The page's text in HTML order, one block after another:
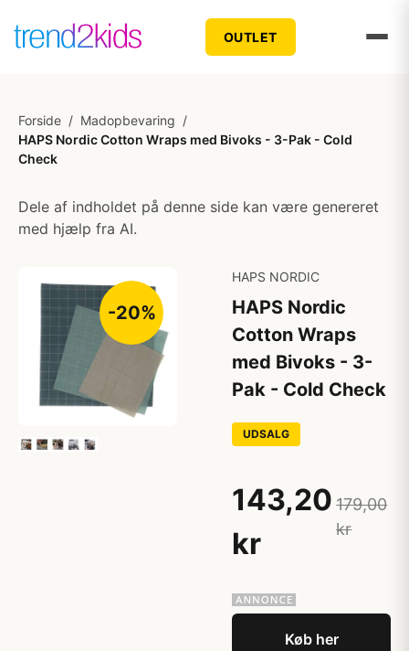
OUTLET
Forside / Madopbevaring /
HAPS Nordic Cotton Wraps med Bivoks - 3-Pak - Cold
Check
Dele af indholdet på denne side kan være genereret
med hjælp fra AI.
-20%
HAPS NORDIC
HAPS Nordic
Cotton Wraps
med Bivoks - 3-
Pak - Cold Check
UDSALG
143,20
kr
179,00
kr
Køb her